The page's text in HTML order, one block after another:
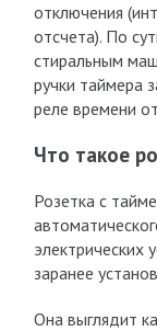
отключения
отсчета). По
стиральным
ручки таймера
реле времени
Что такое
Розетка с
электрических
заранее
Она выглядит